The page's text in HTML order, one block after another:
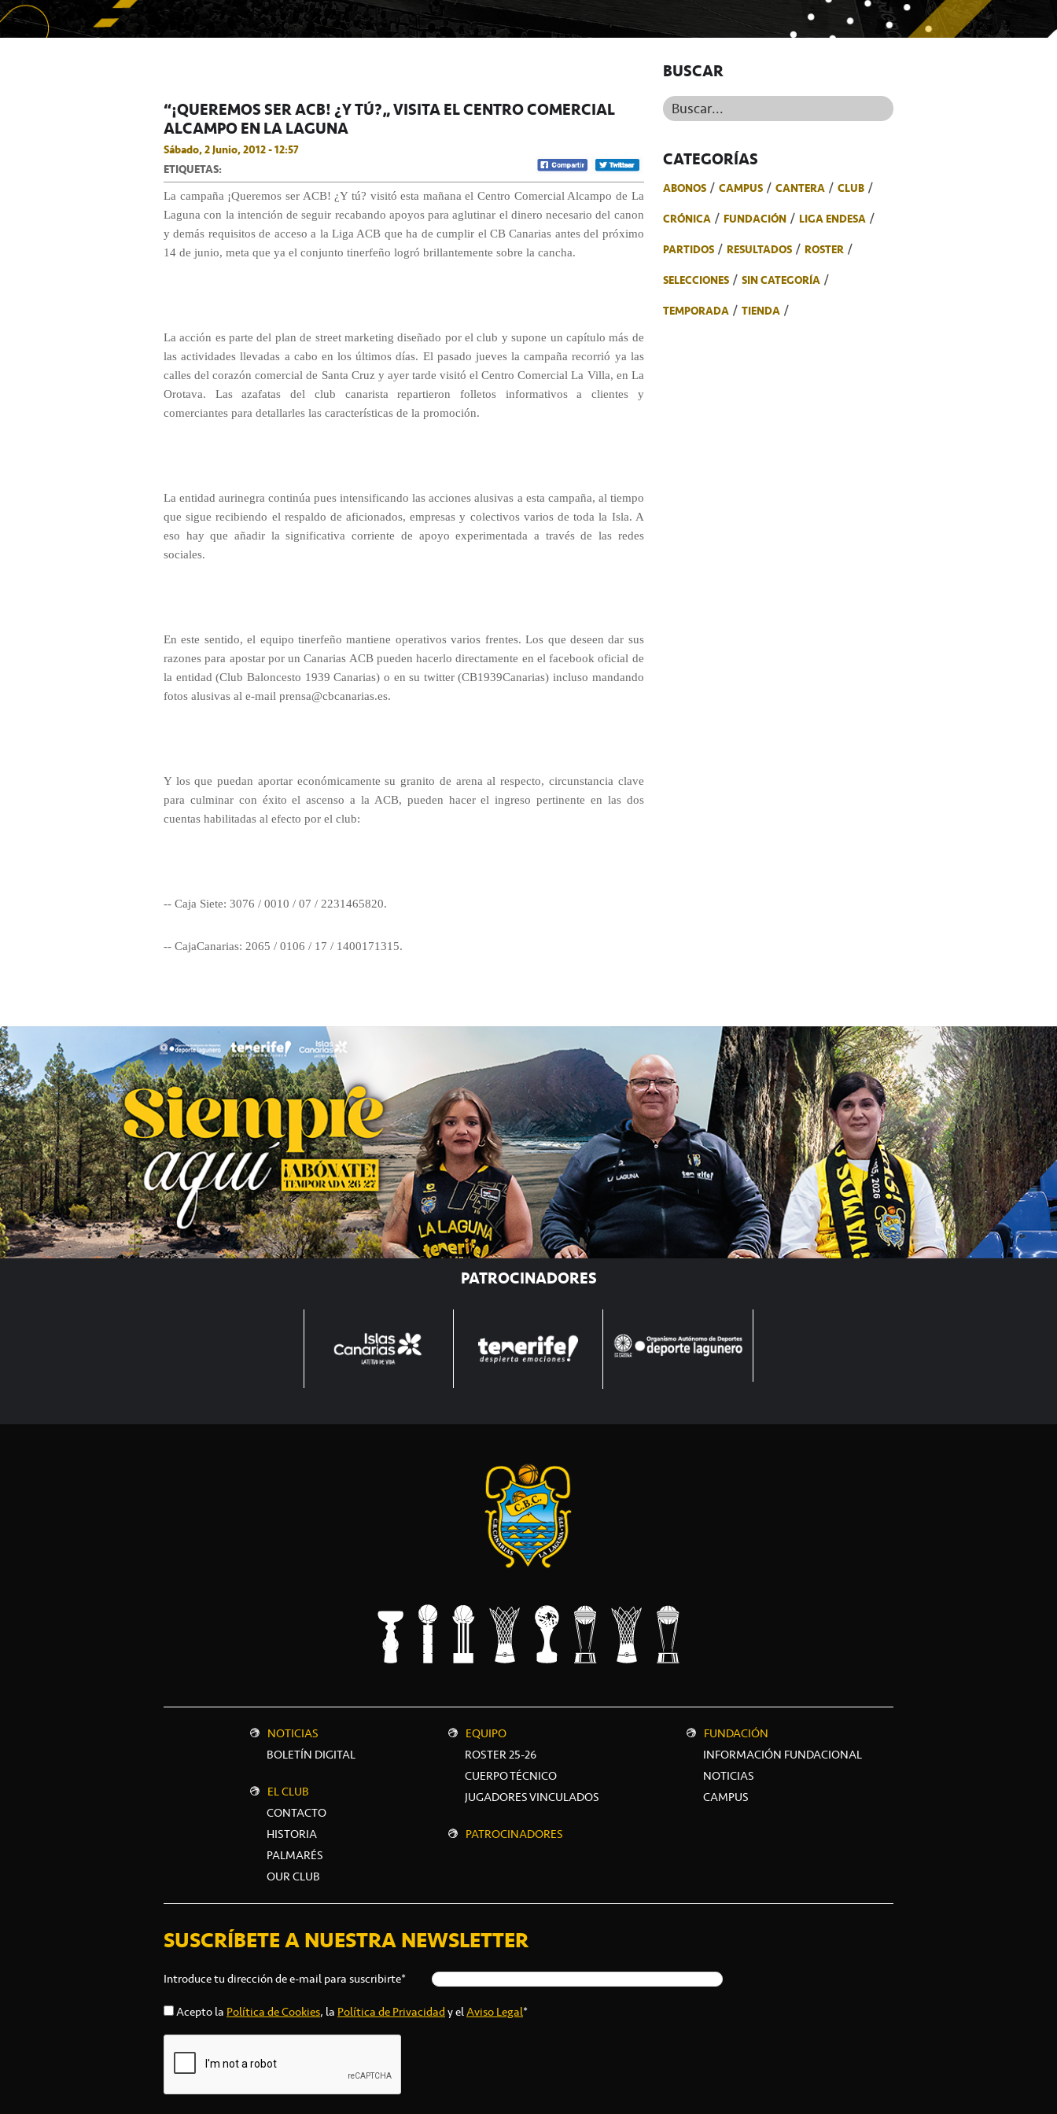
“¡QUEREMOS SER ACB! ¿Y TÚ?” VISITA EL CENTRO COMERCIAL
ALCAMPO EN LA LAGUNA
Sábado, 2 Junio, 2012 - 12:57
ETIQUETAS:
La campaña ¡Queremos ser ACB! ¿Y tú? visitó esta mañana el Centro Comercial Alcampo de La
Laguna con la intención de seguir recabando apoyos para aglutinar el dinero necesario del canon
y demás requisitos de acceso a la Liga ACB que ha de cumplir el CB Canarias antes del próximo
14 de junio, meta que ya el conjunto tinerfeño logró brillantemente sobre la cancha.
La acción es parte del plan de street marketing diseñado por el club y supone un capítulo más de
las actividades llevadas a cabo en los últimos días. El pasado jueves la campaña recorrió ya las
calles del corazón comercial de Santa Cruz y ayer tarde visitó el Centro Comercial La Villa, en La
Orotava. Las azafatas del club canarista repartieron folletos informativos a clientes y
comerciantes para detallarles las características de la promoción.
La entidad aurinegra continúa pues intensificando las acciones alusivas a esta campaña, al tiempo
que sigue recibiendo el respaldo de aficionados, empresas y colectivos varios de toda la Isla. A
eso hay que añadir la significativa corriente de apoyo experimentada a través de las redes
sociales.
En este sentido, el equipo tinerfeño mantiene operativos varios frentes. Los que deseen dar sus
razones para apostar por un Canarias ACB pueden hacerlo directamente en el facebook oficial de
la entidad (Club Baloncesto 1939 Canarias) o en su twitter (CB1939Canarias) incluso mandando
fotos alusivas al e-mail prensa@cbcanarias.es.
Y los que puedan aportar económicamente su granito de arena al respecto, circunstancia clave
para culminar con éxito el ascenso a la ACB, pueden hacer el ingreso pertinente en las dos
cuentas habilitadas al efecto por el club:
-- Caja Siete: 3076 / 0010 / 07 / 2231465820.
-- CajaCanarias: 2065 / 0106 / 17 / 1400171315.
BUSCAR
Buscar...
CATEGORÍAS
ABONOS CAMPUS CANTERA
CLUB
CRÓNICA
FUNDACIÓN
LIGA ENDESA
PARTIDOS
RESULTADOS
ROSTER
SELECCIONES
SIN CATEGORÍA
TEMPORADA
TIENDA
PATROCINADORES
NOTICIAS
BOLETÍN DIGITAL
EL CLUB
CONTACTO
HISTORIA
PALMARÉS
OUR CLUB
EQUIPO
ROSTER 25-26
CUERPO TÉCNICO
JUGADORES VINCULADOS
PATROCINADORES
FUNDACIÓN
INFORMACIÓN FUNDACIONAL
NOTICIAS
CAMPUS
SUSCRÍBETE A NUESTRA NEWSLETTER
Introduce tu dirección de e-mail para suscribirte*
Acepto la Política de Cookies, la Política de Privacidady elAviso Legal*